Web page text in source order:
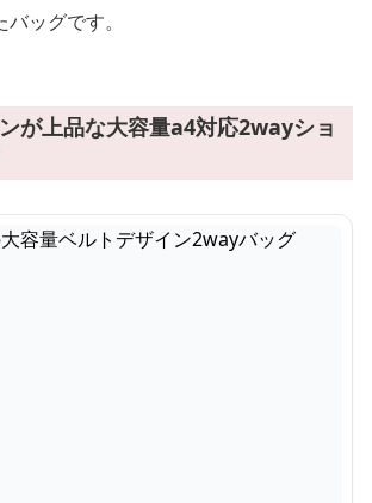
ッグです。
が上品な大容量a4対応2wayショ